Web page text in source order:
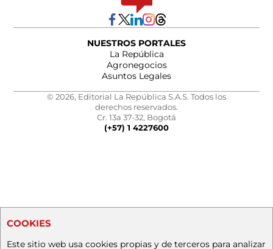
NUESTROS PORTALES
La República
Agronegocios
Asuntos Legales
© 2026, Editorial La República S.A.S. Todos los
derechos reservados.
Cr. 13a 37-32, Bogotá
(+57) 1 4227600
COOKIES
Este sitio web usa cookies propias y de terceros para analizar